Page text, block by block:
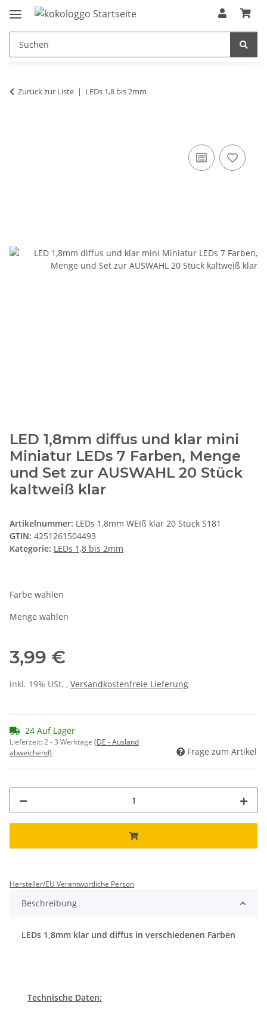
Zurück zur Liste LEDs 1,8 bis 2mm
LED 1,8mm diffus und klar mini
Miniatur LEDs 7 Farben, Menge
und Set zur AUSWAHL 20 Stück
kaltweiß klar
Artikelnummer: LEDs 1,8mm WEIß klar 20 Stück S181
GTIN: 4251261504493
Kategorie: LEDs 1,8 bis 2mm
Farbe wählen
Menge wählen
3,99 €
inkl. 19% USt. , Versandkostenfreie Lieferung
24 Auf Lager
Lieferzeit:2 - 3 Werktage (DE - Ausland
abweichend)
Frage zum Artikel
Hersteller/EU Verantwortliche Person
Beschreibung
LEDs 1,8mm klar und diffus in verschiedenen Farben
Technische Daten: